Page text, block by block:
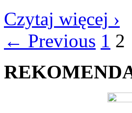
Czytaj więcej ›
← Previous 1 2